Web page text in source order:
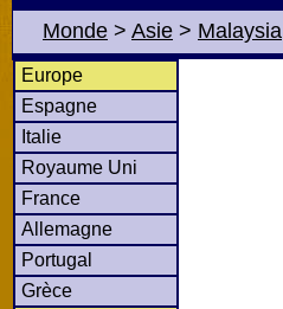
Monde > Asie > Malaysia
Europe
Espagne
Italie
Royaume Uni
France
Allemagne
Portugal
Grèce